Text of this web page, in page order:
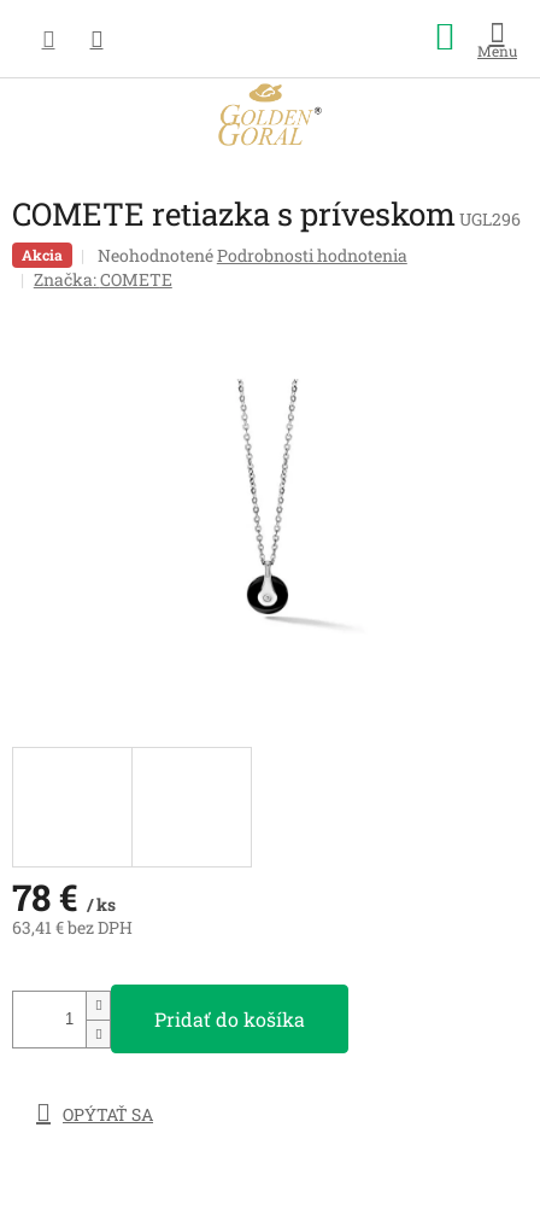
obsah
košík
COMETE retiazka s príveskomUGL296
Akcia
Priemerné
hodnotenie
NeohodnotenéPodrobnosti hodnotenia
Značka:COMETE
78 € / ks
63,41 € bez DPH
Pridať do košíka
OPÝTAŤ SA